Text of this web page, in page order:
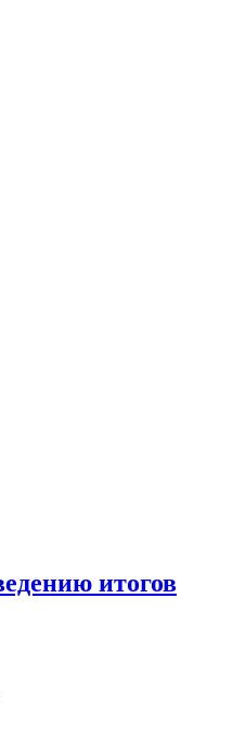
итогов